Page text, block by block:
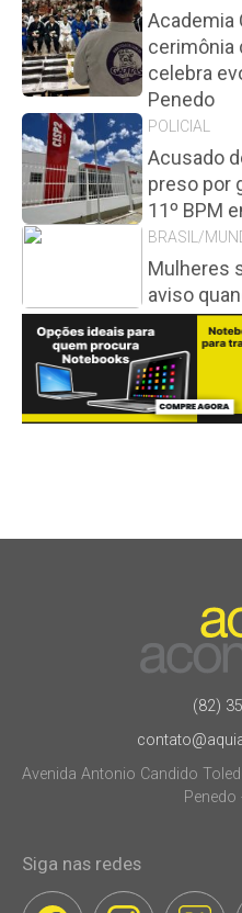
Academia
cerimônia
celebra
Penedo
POLICIAL
Acusado
preso por
11º BPM
BRASIL/
Mulheres
aviso
(82)
Avenida Antonio Candido
Siga nas redes